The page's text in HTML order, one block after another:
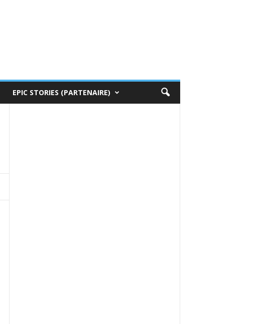
EPIC STORIES (PARTENAIRE)